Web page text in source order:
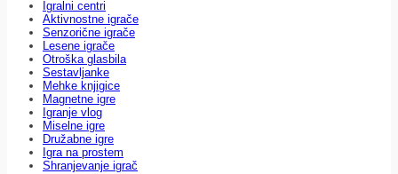
Igralni centri
Aktivnostne igrače
Senzorične igrače
Lesene igrače
Otroška glasbila
Sestavljanke
Mehke knjigice
Magnetne igre
Igranje vlog
Miselne igre
Družabne igre
Igra na prostem
Shranjevanje igrač